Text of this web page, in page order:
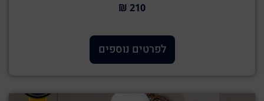
210 ₪
לפרטים נוספים